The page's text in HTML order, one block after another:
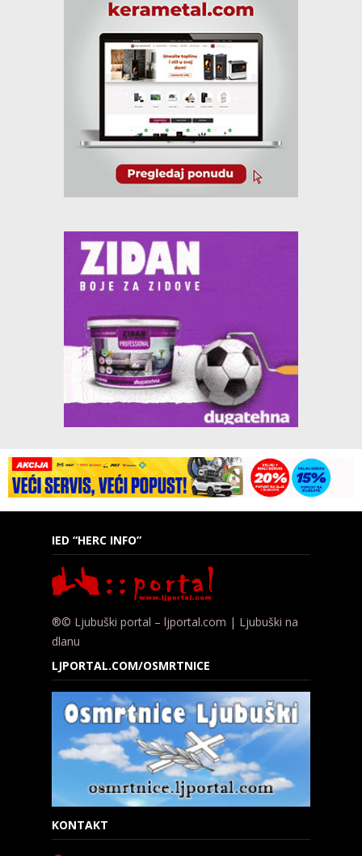
IED “HERC INFO”
®© Ljubuški portal – ljportal.com | Ljubuški na
dlanu
LJPORTAL.COM/OSMRTNICE
KONTAKT